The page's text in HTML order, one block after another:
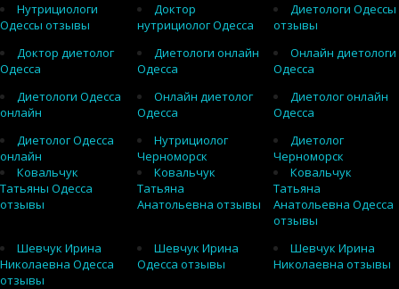
Нутрициологи
Одессы отзывы
Доктор
нутрициолог Одесса
Диетологи Одессы
отзывы
Доктор диетолог
Одесса
Диетологи онлайн
Одесса
Онлайн диетологи
Одесса
Диетологи Одесса
онлайн
Онлайн диетолог
Одесса
Диетолог онлайн
Одесса
Диетолог Одесса
онлайн
Нутрициолог
Черноморск
Диетолог
Черноморск
Ковальчук
Татьяны Одесса
отзывы
Ковальчук
Татьяна
Анатольевна отзывы
Ковальчук
Татьяна
Анатольевна Одесса
отзывы
Шевчук Ирина
Николаевна Одесса
отзывы
Шевчук Ирина
Одесса отзывы
Шевчук Ирина
Николаевна отзывы